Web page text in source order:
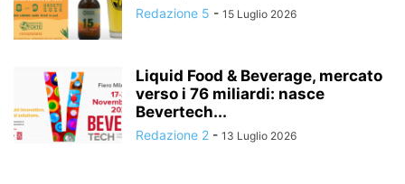
Redazione 5 - 15 Luglio 2026
Liquid Food & Beverage, mercato
verso i 76 miliardi: nasce
Bevertech...
Redazione 2 - 13 Luglio 2026